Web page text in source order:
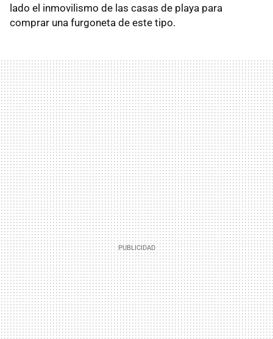
lado el inmovilismo de las casas de playa para
comprar una furgoneta de este tipo.